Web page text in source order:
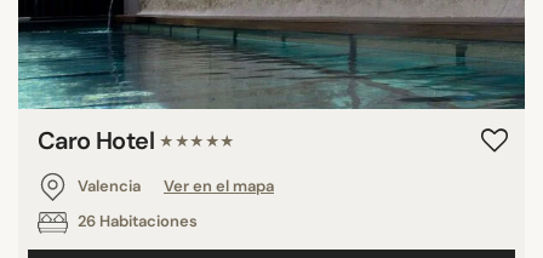
Caro Hotel ★★★★★
Valencia
Ver en el mapa
26 Habitaciones